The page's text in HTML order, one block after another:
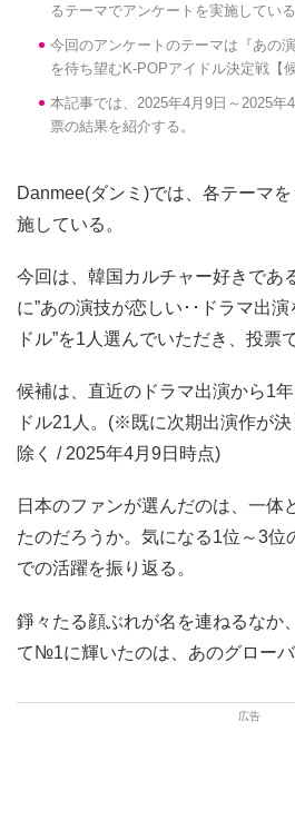
るテーマでアンケートを実施している
今回のアンケートのテーマは『あの
を待ち望むK-POPアイドル決定戦【
本記事では、2025年4月9日～2025年
票の結果を紹介する。
Danmee(ダンミ)では、各テーマ
施している。
今回は、韓国カルチャー好きであ
に”あの演技が恋しい･･ドラマ出
ドル”を1人選んでいただき、投票
候補は、直近のドラマ出演から1
ドル21人。(※既に次期出演作が
除く / 2025年4月9日時点)
日本のファンが選んだのは、一体
たのだろうか。気になる1位～3位
での活躍を振り返る。
錚々たる顔ぶれが名を連ねるなか
て№1に輝いたのは、あのグローバ